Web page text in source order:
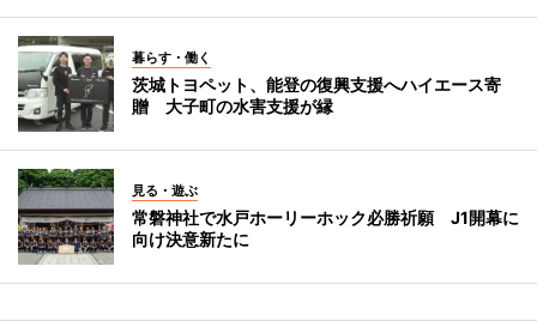
暮らす・働く
茨城トヨペット、能登の復興支援へハイエース寄
贈 大子町の水害支援が縁
見る・遊ぶ
常磐神社で水戸ホーリーホック必勝祈願 J1開幕に
向け決意新たに